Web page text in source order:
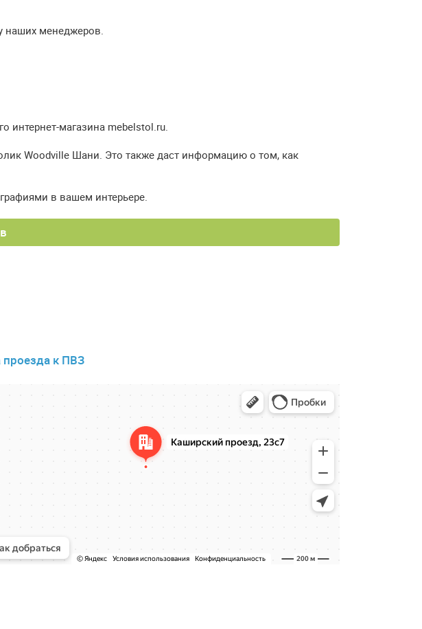
наших менеджеров.
магазина mebelstol.ru.
Woodville Шани. Это также даст информацию о том, как
в вашем интерьере.
к ПВЗ